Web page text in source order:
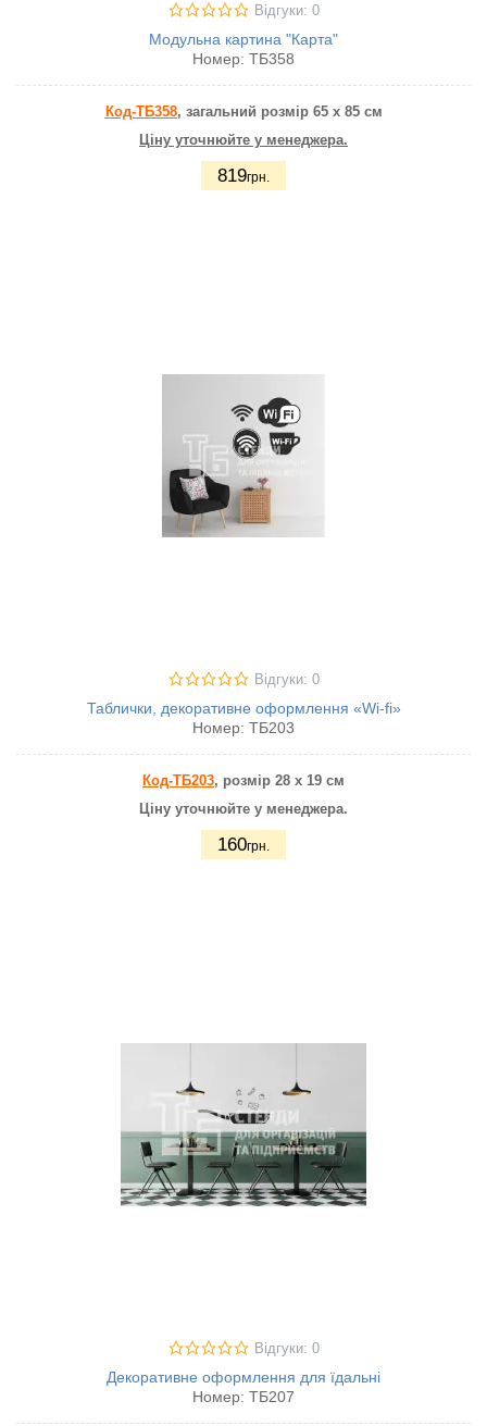
Відгуки: 0
Модульна картина "Карта"
Номер: ТБ358
Код-ТБ358, загальний розмір 65 х 85 см
Ціну уточнюйте у менеджера.
819грн.
Відгуки: 0
Таблички, декоративне оформлення «Wi-fi»
Номер: ТБ203
Код-ТБ203, розмір 28 х 19 см
Ціну уточнюйте у менеджера.
160грн.
Відгуки: 0
Декоративне оформлення для їдальні
Номер: ТБ207